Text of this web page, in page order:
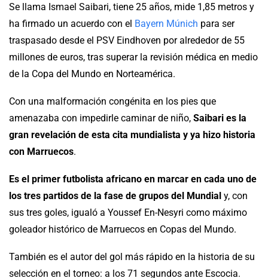
Se llama Ismael Saibari, tiene 25 años, mide 1,85 metros y
ha firmado un acuerdo con el Bayern Múnich para ser
traspasado desde el PSV Eindhoven por alrededor de 55
millones de euros, tras superar la revisión médica en medio
de la Copa del Mundo en Norteamérica.
Con una malformación congénita en los pies que
amenazaba con impedirle caminar de niño, Saibari es la
gran revelación de esta cita mundialista y ya hizo historia
con Marruecos.
Es el primer futbolista africano en marcar en cada uno de
los tres partidos de la fase de grupos del Mundial y, con
sus tres goles, igualó a Youssef En-Nesyri como máximo
goleador histórico de Marruecos en Copas del Mundo.
También es el autor del gol más rápido en la historia de su
selección en el torneo: a los 71 segundos ante Escocia.